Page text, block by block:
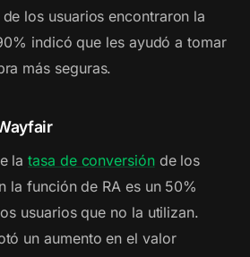
los usuarios encontraron la
indicó que les ayudó a tomar
más seguras.
latasa de conversiónde los
la función de RA es un 50%
usuarios que no la utilizan.
un aumento en el valor